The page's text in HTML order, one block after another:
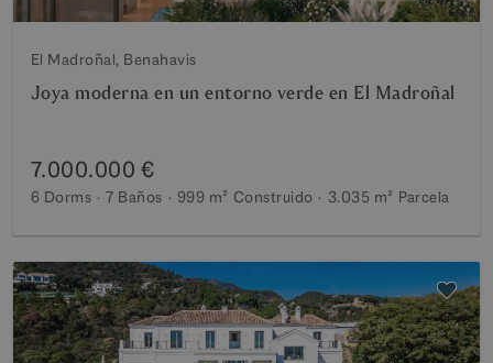
El Madroñal, Benahavis
Joya moderna en un entorno verde en El Madroñal
7.000.000 €
6 Dorms 7 Baños 999 m² Construido 3.035 m² Parcela